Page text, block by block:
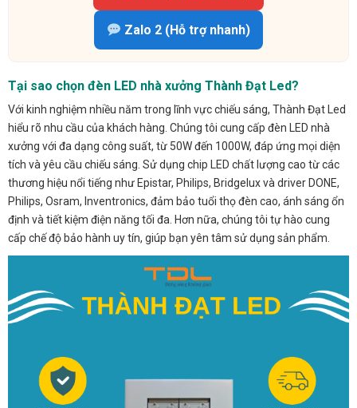
Zalo 2 (Hỗ trợ nhanh)
Tại sao chọn đèn LED nhà xưởng Thành Đạt Led?
Với kinh nghiệm nhiều năm trong lĩnh vực chiếu sáng, Thành Đạt Led
hiểu rõ nhu cầu của khách hàng. Chúng tôi cung cấp đèn LED nhà
xưởng với đa dạng công suất, từ 50W đến 1000W, đáp ứng mọi diện
tích và yêu cầu chiếu sáng. Sử dụng chip LED chất lượng cao từ các
thương hiệu nổi tiếng như Epistar, Philips, Bridgelux và driver DONE,
Philips, Osram, Inventronics, đảm bảo tuổi thọ đèn cao, ánh sáng ổn
định và tiết kiệm điện năng tối đa. Hơn nữa, chúng tôi tự hào cung
cấp chế độ bảo hành uy tín, giúp bạn yên tâm sử dụng sản phẩm.